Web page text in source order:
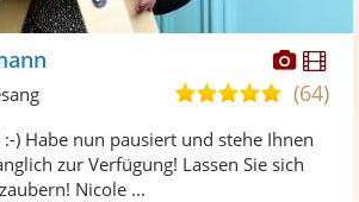
Fotos
5,0
5
(64)
) Habe nun pausiert und stehe Ihnen
zur Verfügung! Lassen Sie sich
Nicole ...